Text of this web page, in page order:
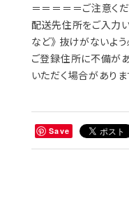
＝＝＝＝＝ご注意く
配送先住所をご入力い
など》 抜けがないよ
ご登録住所に不備が
いただく場合がありま
Save